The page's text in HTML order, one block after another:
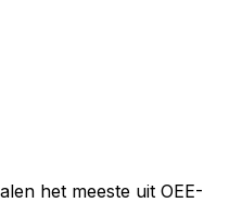
het meeste uit OEE-